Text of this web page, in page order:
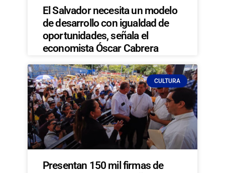
El Salvador necesita un modelo
de desarrollo con igualdad de
oportunidades, señala el
economista Óscar Cabrera
CULTURA
Presentan 150 mil firmas de